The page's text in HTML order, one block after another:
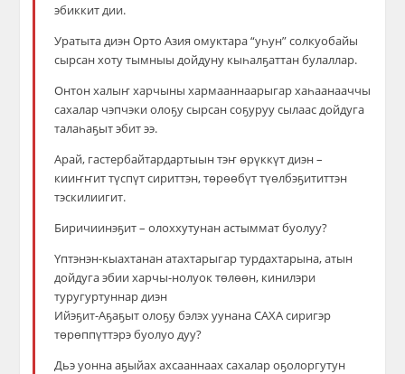
эбиккит дии.
Уратыта диэн Орто Азия омуктара “уһун” солкуобайы
сырсан хоту тымныы дойдуну кыһалҕаттан булаллар.
Онтон халыҥ харчыны хармааннаарыгар хаһаанааччы
сахалар чэпчэки олоҕу сырсан соҕуруу сылаас дойдуга
талаһаҕыт эбит ээ.
Арай, гастербайтардартыын тэҥ өрүккүт диэн –
кииҥҥит түспүт сириттэн, төрөөбүт түөлбэҕититтэн
тэскилиигит.
Биричиинэҕит – олоххутунан астыммат буолуу?
Үптэнэн-кыахтанан атахтарыгар турдахтарына, атын
дойдуга эбии харчы-нолуок төлөөн, кинилэри
туругуртуннар диэн
Ийэҕит-Аҕаҕыт олоҕу бэлэх уунана САХА сиригэр
төрөппүттэрэ буолуо дуу?
Дьэ уонна аҕыйах ахсааннаах сахалар оҕолоргутун